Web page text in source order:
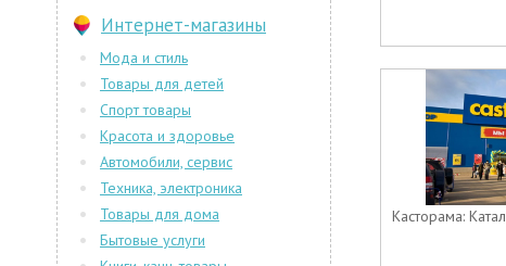
Касторама:
Интернет-магазины
Мода и стиль
Товары для детей
Спорт товары
Красота и здоровье
Автомобили, сервис
Техника, электроника
Товары для дома
Бытовые услуги